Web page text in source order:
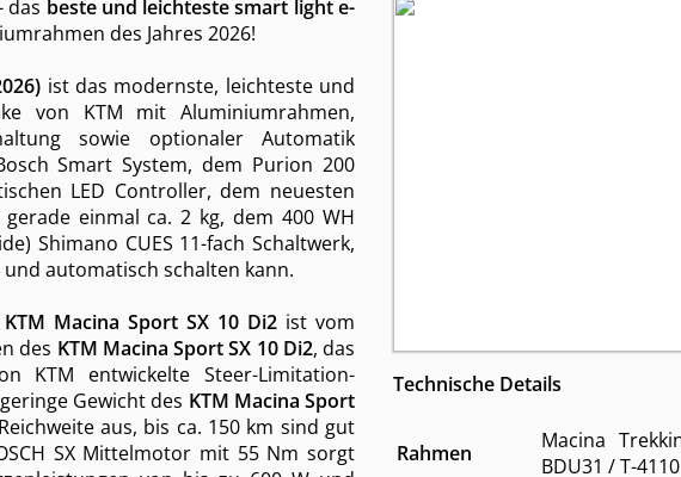
das beste und leichteste smart light e-
des Jahres 2026!
ist das modernste, leichteste und
von KTM mit Aluminiumrahmen,
sowie optionaler Automatik
Smart System, dem Purion 200
LED Controller, dem neuesten
einmal ca. 2 kg, dem 400 WH
Shimano CUES 11-fach Schaltwerk,
automatisch schalten kann.
KTM Macina Sport SX 10 Di2 ist vom
des KTM Macina Sport SX 10 Di2, das
KTM entwickelte Steer-Limitation-
Gewicht des KTM Macina Sport
aus, bis ca. 150 km sind gut
SX Mittelmotor mit 55 Nm sorgt
Technische Details
Rahmen
Macina
BDU31 / T-4110